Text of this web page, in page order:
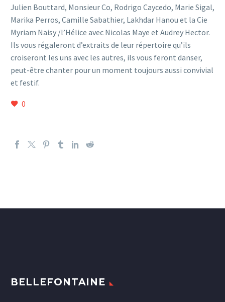
Julien Bouttard, Monsieur Co, Rodrigo Caycedo, Marie Sigal,
Marika Perros, Camille Sabathier, Lakhdar Hanou et la Cie
Myriam Naisy /l’Hélice avec Nicolas Maye et Audrey Hector.
Ils vous régaleront d’extraits de leur répertoire qu’ils
croiseront les uns avec les autres, ils vous feront danser,
peut-être chanter pour un moment toujours aussi convivial
et festif.
0
BELLEFONTAINE